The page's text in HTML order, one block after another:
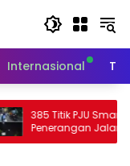
Internasional
Rampung,
– Sukorejo Di